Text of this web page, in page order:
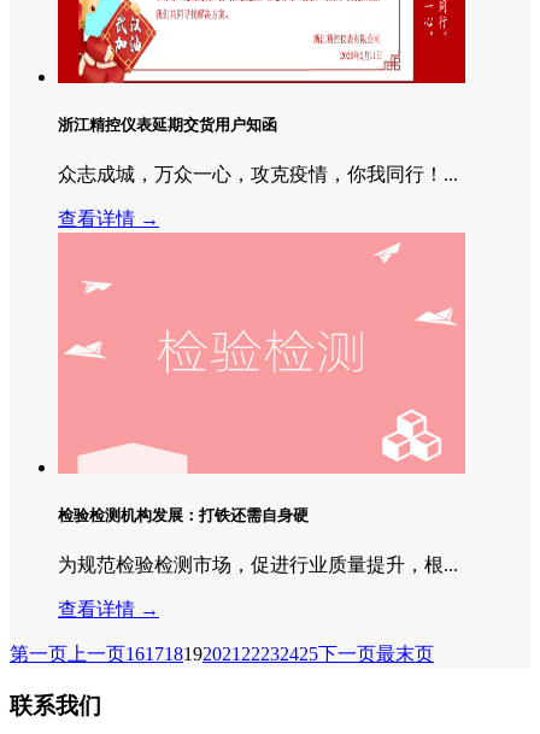
浙江精控仪表延期交货用户知函
众志成城，万众一心，攻克疫情，你我同行！...
查看详情 →
检验检测机构发展：打铁还需自身硬
为规范检验检测市场，促进行业质量提升，根...
查看详情 →
第一页 上一页161718192021 22232425下一页最末页
联系我们